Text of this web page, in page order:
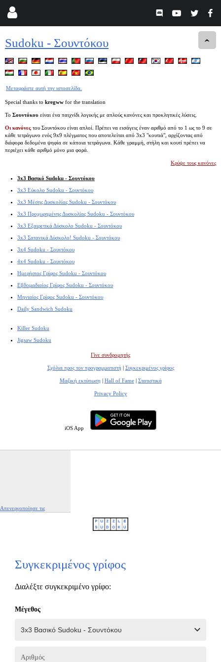
Sudoku - Σουντόκου
Μεταφράστε αυτή την ιστοσελίδα.
Special thanks to kregww for the translation
Το Σουντόκου είναι ένα παιχνίδι λογικής με απλούς κανόνες και προκλητικές λύσεις.
Οι κανόνες του Σουντόκου είναι απλοί. Πρέπει να εισάγεις έναν αριθμό από το 1 ως το 9 σε
κάθε τετράγωνο ενός 9x9 πλέγματος που αποτελείται από 3x3 "κουτιά", αρχίζοντας από
διάφορα δεδομένα ψηφία σε κάποια τετράγωνα. Κάθε γραμμή, στήλη και κουτί πρέπει να
περιέχει κάθε αριθμό μόνο μια φορά.
Κρύψε τους κανόνες
3x3 Βασικό Sudoku - Σουντόκου
3x3 Εύκολο Sudoku - Σουντόκου
3x3 Μέσης Δυσκολίας Sudoku - Σουντόκου
3x3 Προχωρημένης Δυσκολίας Sudoku - Σουντόκου
3x3 Εξαιρετικά Δύσκολο Sudoku - Σουντόκου
3x3 Σατανικά Δύσκολο! Sudoku - Σουντόκου
3x4 Sudoku - Σουντόκου
4x4 Sudoku - Σουντόκου
Ημερήσιος Γρίφος Sudoku - Σουντόκου
Εβδομαδιαίος Γρίφος Sudoku - Σουντόκου
Μηνιαίος Γρίφος Sudoku - Σουντόκου
Daily Sandwich Sudoku
Killer Sudoku
Jigsaw Sudoku
Γίνε συνδρομητής
Σχόλια προς τον προγραμματιστή | Συγκεκριμένος γρίφος
Μαζική εκτύπωση | Hall of Fame| Στατιστικά
Privacy Policy
iOS App
Απενεργοποίησε τις
Συγκεκριμένος γρίφος
Διαλέξτε συγκεκριμένο γρίφο:
Μέγεθος
Αριθμός